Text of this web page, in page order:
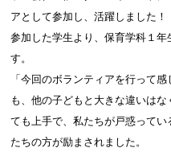
アとして参加し、活躍しました！
参加した学生より、保育学科１
す。
「今回のボランティアを行って
も、他の子どもと大きな違いは
ても上手で、私たちが戸惑って
たちの方が励まされました。